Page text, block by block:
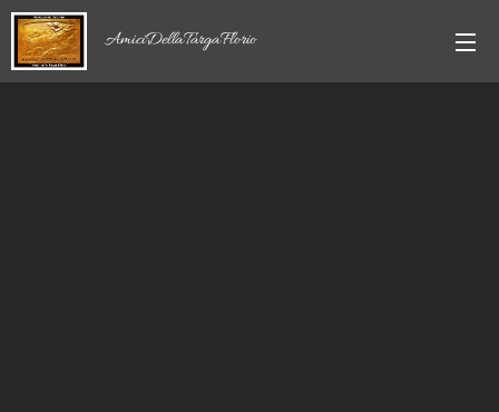
AmiciDellaTargaFlorio